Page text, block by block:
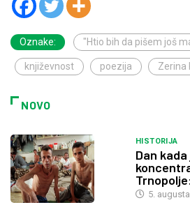
Oznake: "Htio bih da pišem još
književnost poezija Zerina
NOVO
HISTORIJA
Dan
5.